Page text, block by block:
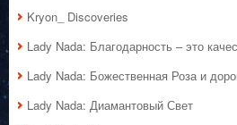
Kryon_ Discoveries
Lady Nada: Благодарность – это
Lady Nada: Божественная Роза и
Lady Nada: Диамантовый Свет